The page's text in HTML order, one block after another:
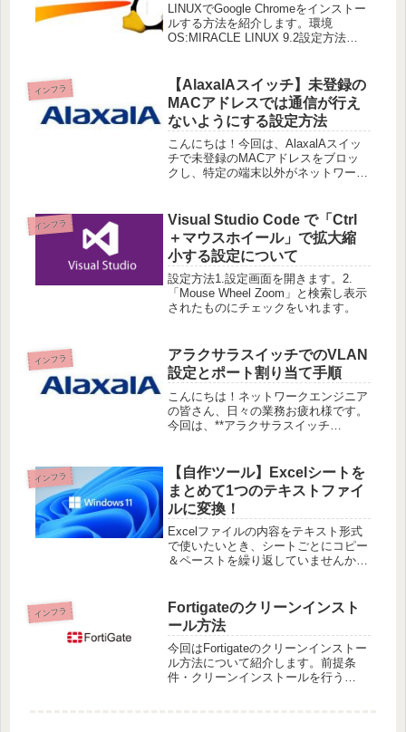
LINUXでGoogle Chromeをインストー
ルする方法を紹介します。環境
OS:MIRACLE LINUX 9.2設定方法
る。vi /etc/yum.repos.d/
インフラ
【AlaxalAスイッチ】未登録の
MACアドレスでは通信が行え
ないようにする設定方法
こんにちは！今回は、AlaxalAスイッ
チで未登録のMACアドレスをブロッ
クし、特定の端末以外がネットワーク
ことで、ネットワークのセキュリティ
を強化できます。1. 概要MA
インフラ
Visual Studio Code で「Ctrl
＋マウスホイール」で拡大縮
小する設定について
設定方法1.設定画面を開きます。2.
「Mouse Wheel Zoom」と検索し表示
されたものにチェックをいれます。
インフラ
アラクサラスイッチでのVLAN
設定とポート割り当て手順
こんにちは！ネットワークエンジニア
の皆さん、日々の業務お疲れ様です。
今回は、**アラクサラスイッチ
いて解説します。さらに、スイッチの
再起動が必要かどうか
インフラ
【自作ツール】Excelシートを
まとめて1つのテキストファイ
ルに変換！
Excelファイルの内容をテキスト形式
で使いたいとき、シートごとにコピー
＆ペーストを繰り返していませんか？
んな悩みありませんか？Excelデータ
の分析や加工をテキストエデ
インフラ
Fortigateのクリーンインスト
ール方法
今回はFortigateのクリーンインストー
ル方法について紹介します。前提条
件・クリーンインストールを行う